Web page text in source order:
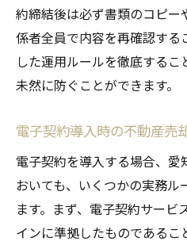
約締結後は必ず書類のコピ
係者全員で内容を再確認する
した運用ルールを徹底する
未然に防ぐことができます。
電子契約導入時の不動産売
電子契約を導入する場合、
おいても、いくつかの実務ル
ます。まず、電子契約サービ
インに準拠したものであるこ